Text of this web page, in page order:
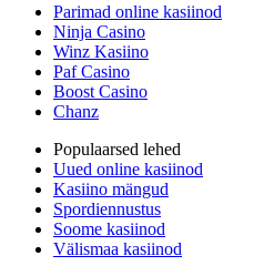
Parimad online kasiinod
Ninja Casino
Winz Kasiino
Paf Casino
Boost Casino
Chanz
Populaarsed lehed
Uued online kasiinod
Kasiino mängud
Spordiennustus
Soome kasiinod
Välismaa kasiinod